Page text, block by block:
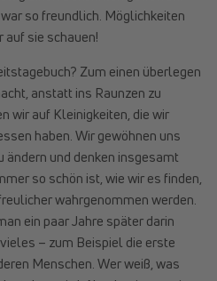
so freundlich. Möglichkeiten
auf sie schauen!
Zum einen überlegen
anstatt ins Raunzen zu
wir auf Kleinigkeiten, die wir
haben. Wir gewöhnen uns
ändern und denken insgesamt
so schön ist, wie wir es finden,
wahrgenommen werden.
ein paar Jahre später darin
– zum Beispiel die erste
Menschen. Wer weiß, was